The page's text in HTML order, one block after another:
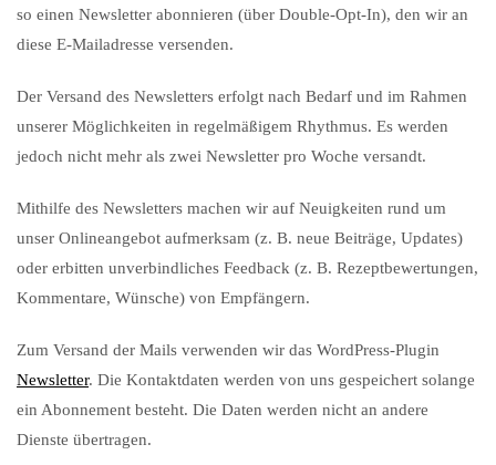
so einen Newsletter abonnieren (über Double-Opt-In), den wir an
diese E-Mailadresse versenden.
Der Versand des Newsletters erfolgt nach Bedarf und im Rahmen
unserer Möglichkeiten in regelmäßigem Rhythmus. Es werden
jedoch nicht mehr als zwei Newsletter pro Woche versandt.
Mithilfe des Newsletters machen wir auf Neuigkeiten rund um
unser Onlineangebot aufmerksam (z. B. neue Beiträge, Updates)
oder erbitten unverbindliches Feedback (z. B. Rezeptbewertungen,
Kommentare, Wünsche) von Empfängern.
Zum Versand der Mails verwenden wir das WordPress-Plugin
Newsletter. Die Kontaktdaten werden von uns gespeichert solange
ein Abonnement besteht. Die Daten werden nicht an andere
Dienste übertragen.